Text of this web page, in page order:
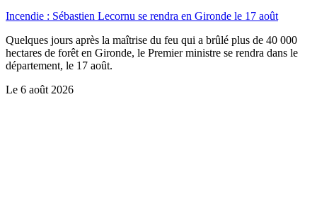
Incendie : Sébastien Lecornu se rendra en Gironde le 17 août
Quelques jours après la maîtrise du feu qui a brûlé plus de 40 000
hectares de forêt en Gironde, le Premier ministre se rendra dans le
département, le 17 août.
Le 6 août 2026